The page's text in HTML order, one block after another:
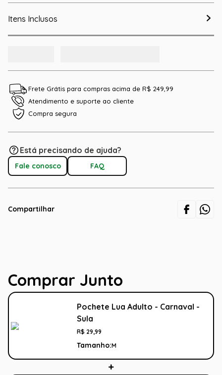
Itens Inclusos
Frete Grátis para compras acima de R$ 249,99
Atendimento e suporte ao cliente
Compra segura
Está precisando de ajuda?
Fale conosco FAQ
Compartilhar
Comprar Junto
Pochete Lua Adulto - Carnaval -
Sula
R$ 29,99
Tamanho:M